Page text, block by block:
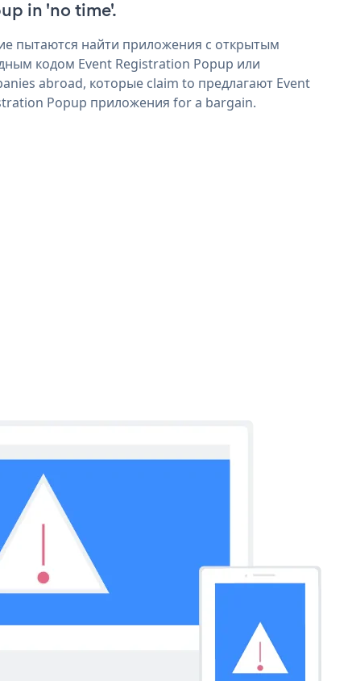
in 'no time'.
пытаются найти приложения с открытым
кодом Event Registration Popup или
abroad, которые claim to предлагают Event
Popup приложения for a bargain.